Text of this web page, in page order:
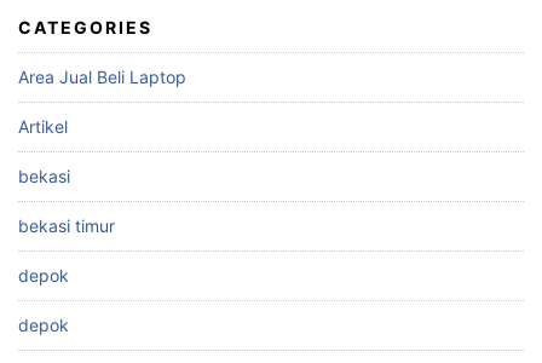
CATEGORIES
Area Jual Beli Laptop
Artikel
bekasi
bekasi timur
depok
depok